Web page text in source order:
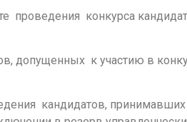
проведения конкурса
допущенных к участию в
кандидатов,